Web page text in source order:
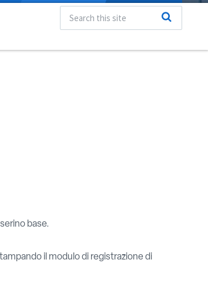
base.
il modulo di registrazione di